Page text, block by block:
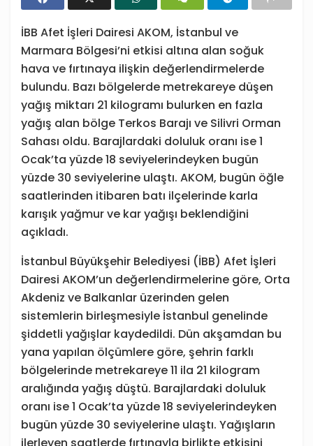
İBB Afet İşleri Dairesi AKOM, İstanbul ve
Marmara Bölgesi’ni etkisi altına alan soğuk
hava ve fırtınaya ilişkin değerlendirmelerde
bulundu. Bazı bölgelerde metrekareye düşen
yağış miktarı 21 kilogramı bulurken en fazla
yağış alan bölge Terkos Barajı ve Silivri Orman
Sahası oldu. Barajlardaki doluluk oranı ise 1
Ocak’ta yüzde 18 seviyelerindeyken bugün
yüzde 30 seviyelerine ulaştı. AKOM, bugün öğle
saatlerinden itibaren batı ilçelerinde karla
karışık yağmur ve kar yağışı beklendiğini
açıkladı.
İstanbul Büyükşehir Belediyesi (İBB) Afet İşleri
Dairesi AKOM’un değerlendirmelerine göre, Orta
Akdeniz ve Balkanlar üzerinden gelen
sistemlerin birleşmesiyle İstanbul genelinde
şiddetli yağışlar kaydedildi. Dün akşamdan bu
yana yapılan ölçümlere göre, şehrin farklı
bölgelerinde metrekareye 11 ila 21 kilogram
aralığında yağış düştü. Barajlardaki doluluk
oranı ise 1 Ocak’ta yüzde 18 seviyelerindeyken
bugün yüzde 30 seviyelerine ulaştı. Yağışların